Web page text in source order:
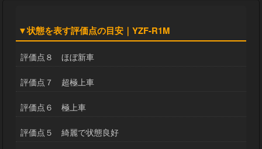
▼状態を表す評価点の目安｜YZF-R1M
評価点８ ほぼ新車
評価点７ 超極上車
評価点６ 極上車
評価点５ 綺麗で状態良好